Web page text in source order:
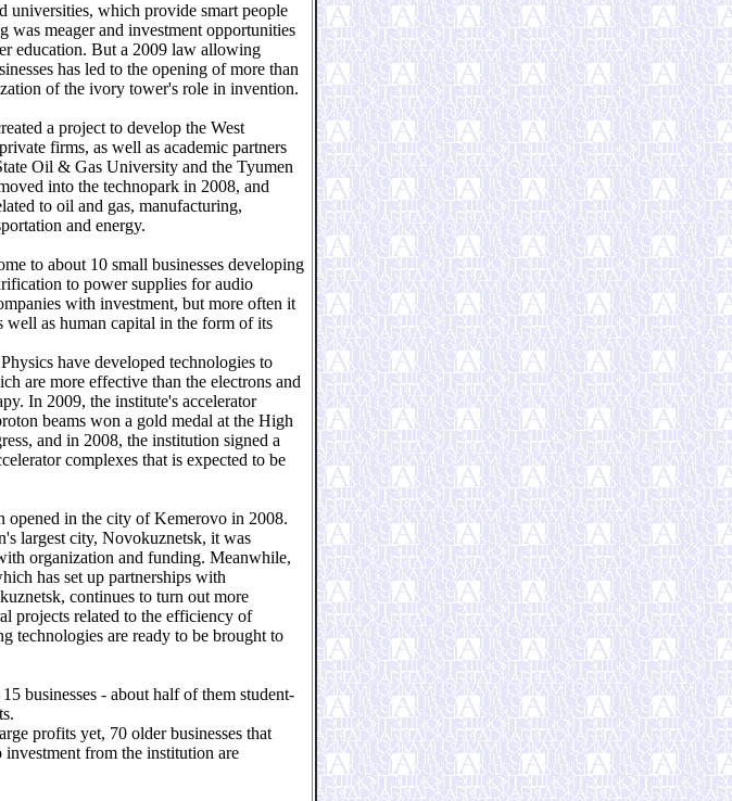
universities, which provide smart people
was meager and investment opportunities
education. But a 2009 law allowing
has led to the opening of more than
of the ivory tower's role in invention.
a project to develop the West
firms, as well as academic partners
Oil & Gas University and the Tyumen
into the technopark in 2008, and
to oil and gas, manufacturing,
and energy.
to about 10 small businesses developing
to power supplies for audio
with investment, but more often it
well as human capital in the form of its
have developed technologies to
are more effective than the electrons and
In 2009, the institute's accelerator
beams won a gold medal at the High
and in 2008, the institution signed a
complexes that is expected to be
opened in the city of Kemerovo in 2008.
largest city, Novokuznetsk, it was
organization and funding. Meanwhile,
has set up partnerships with
continues to turn out more
projects related to the efficiency of
technologies are ready to be brought to
businesses - about half of them student-
profits yet, 70 older businesses that
from the institution are